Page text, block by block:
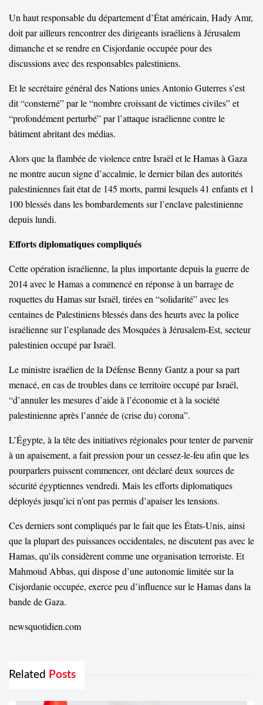
Un haut responsable du département d’État américain, Hady Amr,
doit par ailleurs rencontrer des dirigeants israéliens à Jérusalem
dimanche et se rendre en Cisjordanie occupée pour des
discussions avec des responsables palestiniens.
Et le secrétaire général des Nations unies Antonio Guterres s’est
dit “consterné” par le “nombre croissant de victimes civiles” et
“profondément perturbé” par l’attaque israélienne contre le
bâtiment abritant des médias.
Alors que la flambée de violence entre Israël et le Hamas à Gaza
ne montre aucun signe d’accalmie, le dernier bilan des autorités
palestiniennes fait état de 145 morts, parmi lesquels 41 enfants et 1
100 blessés dans les bombardements sur l’enclave palestinienne
depuis lundi.
Efforts diplomatiques compliqués
Cette opération israélienne, la plus importante depuis la guerre de
2014 avec le Hamas a commencé en réponse à un barrage de
roquettes du Hamas sur Israël, tirées en “solidarité” avec les
centaines de Palestiniens blessés dans des heurts avec la police
israélienne sur l’esplanade des Mosquées à Jérusalem-Est, secteur
palestinien occupé par Israël.
Le ministre israélien de la Défense Benny Gantz a pour sa part
menacé, en cas de troubles dans ce territoire occupé par Israël,
“d’annuler les mesures d’aide à l’économie et à la société
palestinienne après l’année de (crise du) corona”.
L’Égypte, à la tête des initiatives régionales pour tenter de parvenir
à un apaisement, a fait pression pour un cessez-le-feu afin que les
pourparlers puissent commencer, ont déclaré deux sources de
sécurité égyptiennes vendredi. Mais les efforts diplomatiques
déployés jusqu’ici n’ont pas permis d’apaiser les tensions.
Ces derniers sont compliqués par le fait que les États-Unis, ainsi
que la plupart des puissances occidentales, ne discutent pas avec le
Hamas, qu’ils considèrent comme une organisation terroriste. Et
Mahmoud Abbas, qui dispose d’une autonomie limitée sur la
Cisjordanie occupée, exerce peu d’influence sur le Hamas dans la
bande de Gaza.
newsquotidien.com
Related Posts